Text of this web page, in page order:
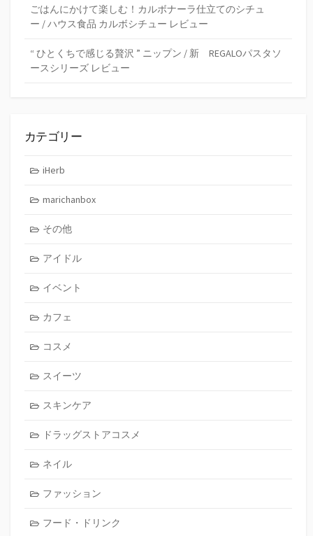
ごはんにかけて楽しむ！カルボナーラ仕立てのシチュ
ー / ハウス食品 カルボシチュー レビュー
“ ひとくちで感じる贅沢 ” ニップン / 新 REGALOパスタソ
ースシリーズ レビュー
カテゴリー
iHerb
marichanbox
その他
アイドル
イベント
カフェ
コスメ
スイーツ
スキンケア
ドラッグストアコスメ
ネイル
ファッション
フード・ドリンク